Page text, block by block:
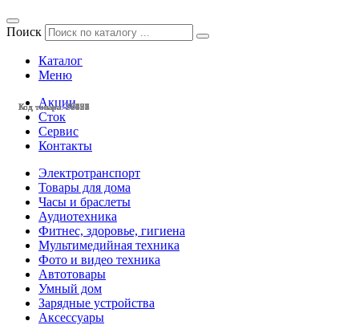
Код товара: 28428
Код товара: 28425
Код товара: 28424
Код товара: 28377
Код товара: 28375
Код товара: 28132
Код товара: 28131
Код товара: 27803
Код товара: 27799
Код товара: 27798
Код товара: 27633
Код товара: 27632
Поиск
Каталог
Меню
Акции
Сток
Сервис
Контакты
Электротранспорт
Товары для дома
Часы и браслеты
Аудиотехника
Фитнес, здоровье, гигиена
Мультимедийная техника
Фото и видео техника
Автотовары
Умный дом
Зарядные устройства
Аксессуары